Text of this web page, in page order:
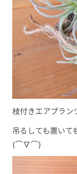
枝付きエアプラン
吊るしても置いて
(⌒∇⌒)